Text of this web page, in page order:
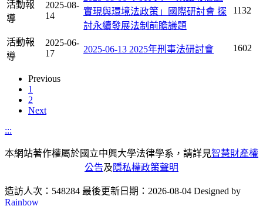
活動報
導
2025-08-
14
實現與環境法政策」國際研討會 探
討永續發展法制前瞻議題
1132
活動報
導
2025-06-
17
2025-06-13 2025年刑事法研討會 1602
Previous
1
2
Next
:::
本網站著作權屬於國立中興大學法律學系，請詳見智慧財產權
公告及隱私權政策聲明
造訪人次：548284 最後更新日期：2026-08-04 Designed by
Rainbow